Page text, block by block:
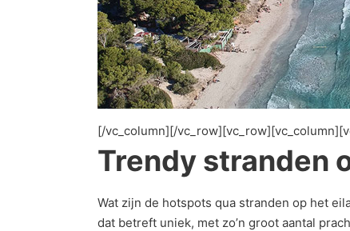
[/vc_column][/
Trendy stranden
Wat zijn de hotspots qua stranden op het
dat betreft uniek, met zo’n groot aantal